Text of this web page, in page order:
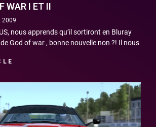
WAR I ET II
2009
nous apprends qu’il sortiront en Bluray
God of war , bonne nouvelle non ?! Il nous